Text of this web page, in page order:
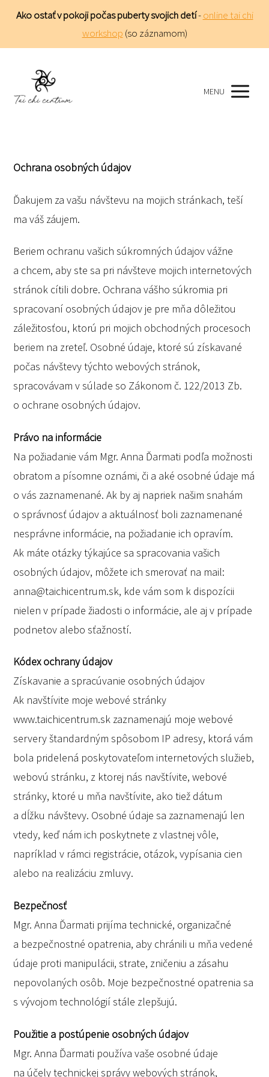
Ako ostať v pokoji počas puberty svojich detí-online tai chi
workshop (so záznamom)
MENU
Ochrana osobných údajov
Ďakujem za vašu návštevu na mojich stránkach, teší
ma váš záujem.
Beriem ochranu vašich súkromných údajov vážne
a chcem, aby ste sa pri návšteve mojich internetových
stránok cítili dobre. Ochrana vášho súkromia pri
spracovaní osobných údajov je pre mňa dôležitou
záležitosťou, ktorú pri mojich obchodných procesoch
beriem na zreteľ. Osobné údaje, ktoré sú získavané
počas návštevy týchto webových stránok,
spracovávam v súlade so Zákonom č. 122/2013 Zb.
o ochrane osobných údajov.
Právo na informácie
Na požiadanie vám Mgr. Anna Ďarmati podľa možnosti
obratom a písomne oznámi, či a aké osobné údaje má
o vás zaznamenané. Ak by aj napriek našim snahám
o správnosť údajov a aktuálnosť boli zaznamenané
nesprávne informácie, na požiadanie ich opravím.
Ak máte otázky týkajúce sa spracovania vašich
osobných údajov, môžete ich smerovať na mail:
anna@taichicentrum.sk, kde vám som k dispozícii
nielen v prípade žiadosti o informácie, ale aj v prípade
podnetov alebo sťažností.
Kódex ochrany údajov
Získavanie a spracúvanie osobných údajov
Ak navštívite moje webové stránky
www.taichicentrum.sk zaznamenajú moje webové
servery štandardným spôsobom IP adresy, ktorá vám
bola pridelená poskytovateľom internetových služieb,
webovú stránku, z ktorej nás navštívite, webové
stránky, ktoré u mňa navštívite, ako tiež dátum
a dĺžku návštevy. Osobné údaje sa zaznamenajú len
vtedy, keď nám ich poskytnete z vlastnej vôle,
napríklad v rámci registrácie, otázok, vypísania cien
alebo na realizáciu zmluvy.
Bezpečnosť
Mgr. Anna Ďarmati prijíma technické, organizačné
a bezpečnostné opatrenia, aby chránili u mňa vedené
údaje proti manipulácii, strate, zničeniu a zásahu
nepovolaných osôb. Moje bezpečnostné opatrenia sa
s vývojom technológií stále zlepšujú.
Použitie a postúpenie osobných údajov
Mgr. Anna Ďarmati používa vaše osobné údaje
na účely technickej správy webových stránok,